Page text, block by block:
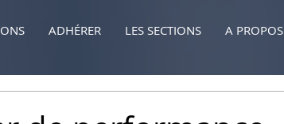
ADHÉRER LES SECTIONS A PROPOS